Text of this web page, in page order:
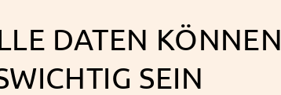
DATEN KÖNNEN
SEIN